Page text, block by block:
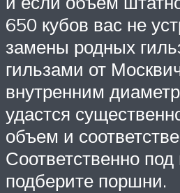
650 кубов вас не
замены родных
гильзами от
внутренним
удастся
объем и
Соответственно
подберите поршни.